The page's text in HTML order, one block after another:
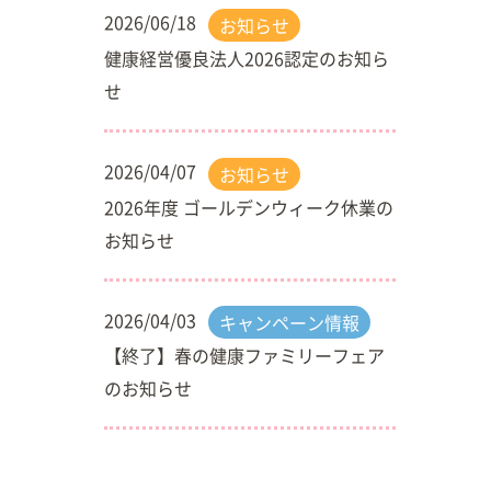
2026/06/18
お知らせ
健康経営優良法人2026認定のお知ら
せ
2026/04/07
お知らせ
2026年度 ゴールデンウィーク休業の
お知らせ
2026/04/03
キャンペーン情報
【終了】春の健康ファミリーフェア
のお知らせ